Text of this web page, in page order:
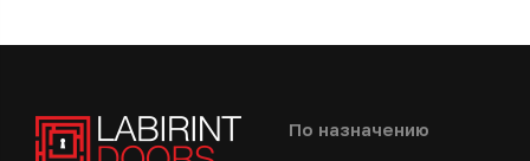
По назначению